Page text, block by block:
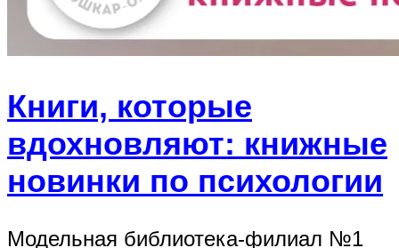
Книги, которые
вдохновляют: книжные
новинки по психологии
Модельная библиотека-филиал №1